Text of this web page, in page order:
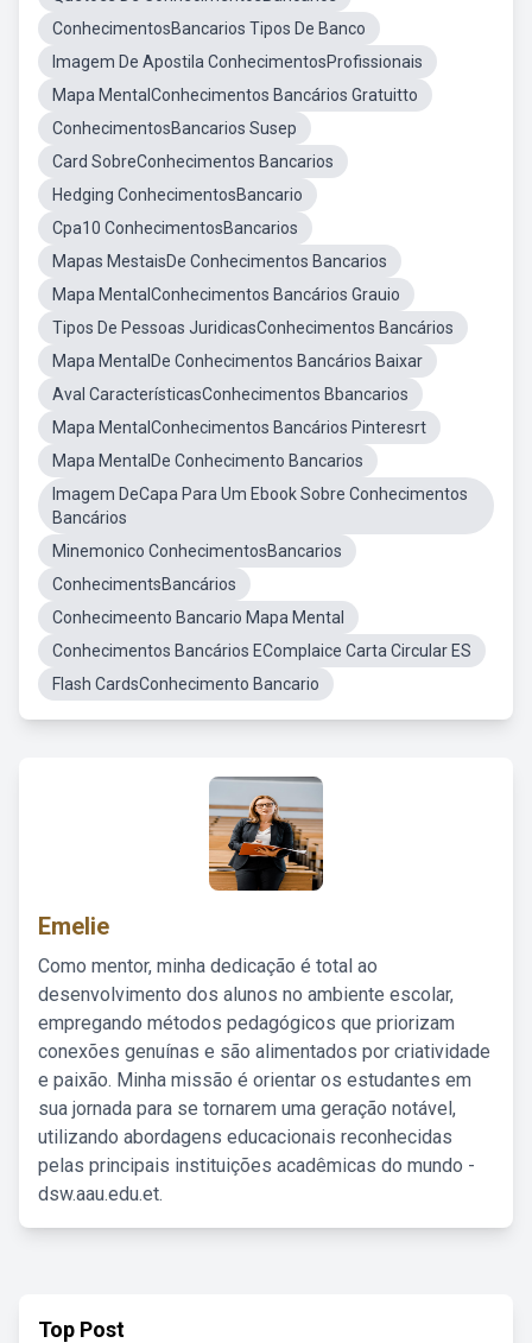
ConhecimentosBancarios Tipos De Banco
Imagem De Apostila ConhecimentosProfissionais
Mapa MentalConhecimentos Bancários Gratuitto
ConhecimentosBancarios Susep
Card SobreConhecimentos Bancarios
Hedging ConhecimentosBancario
Cpa10 ConhecimentosBancarios
Mapas MestaisDe Conhecimentos Bancarios
Mapa MentalConhecimentos Bancários Grauio
Tipos De Pessoas JuridicasConhecimentos Bancários
Mapa MentalDe Conhecimentos Bancários Baixar
Aval CaracterísticasConhecimentos Bbancarios
Mapa MentalConhecimentos Bancários Pinteresrt
Mapa MentalDe Conhecimento Bancarios
Imagem DeCapa Para Um Ebook Sobre Conhecimentos
Bancários
Minemonico ConhecimentosBancarios
ConhecimentsBancários
Conhecimeento Bancario Mapa Mental
Conhecimentos Bancários EComplaice Carta Circular ES
Flash CardsConhecimento Bancario
Emelie
Como mentor, minha dedicação é total ao
desenvolvimento dos alunos no ambiente escolar,
empregando métodos pedagógicos que priorizam
conexões genuínas e são alimentados por criatividade
e paixão. Minha missão é orientar os estudantes em
sua jornada para se tornarem uma geração notável,
utilizando abordagens educacionais reconhecidas
pelas principais instituições acadêmicas do mundo -
dsw.aau.edu.et.
Top Post